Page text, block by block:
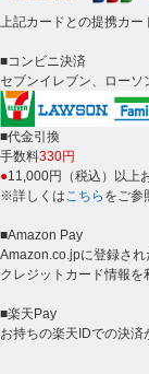
上記カードとの提携カー
■コンビニ決済
セブンイレブン、ローソ
■代金引換
手数料330円
●11,000円（税込）以上
※詳しくはこちら をご参
■Amazon Pay
Amazon.co.jpに登録さ
クレジットカード情報を
■楽天Pay
お持ちの楽天IDでの決済